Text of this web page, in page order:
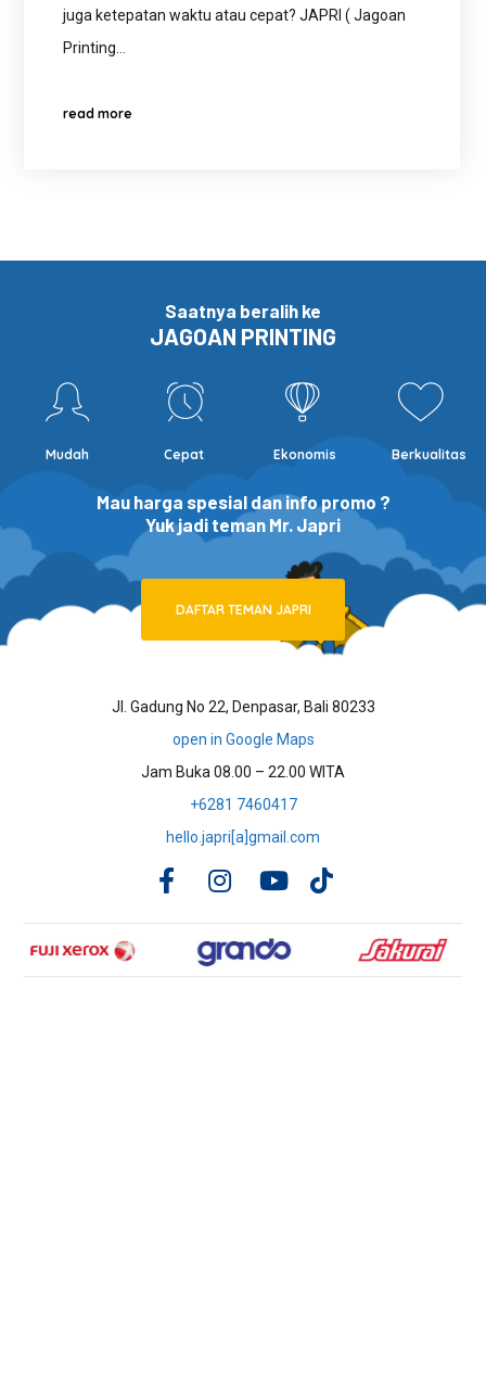
juga ketepatan waktu atau cepat? JAPRI ( Jagoan
Printing…
read more
Saatnya beralih ke
JAGOAN PRINTING
Mudah Cepat Ekonomis Berkualitas
Mau harga spesial dan info promo ?
Yuk jadi teman Mr. Japri
DAFTAR TEMAN JAPRI
Jl. Gadung No 22, Denpasar, Bali 80233
open in Google Maps
Jam Buka 08.00 – 22.00 WITA
+6281 7460417
hello.japri[a]gmail.com